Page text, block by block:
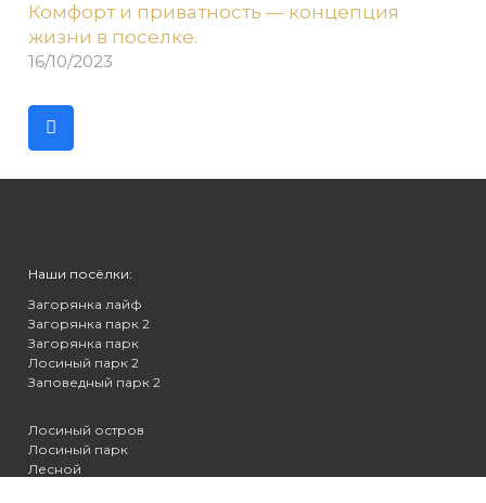
Комфорт и приватность — концепция
жизни в поселке.
16/10/2023
Наши посёлки:
Загорянка лайф
Загорянка парк 2
Загорянка парк
Лосиный парк 2
Заповедный парк 2
Лосиный остров
Лосиный парк
Лесной